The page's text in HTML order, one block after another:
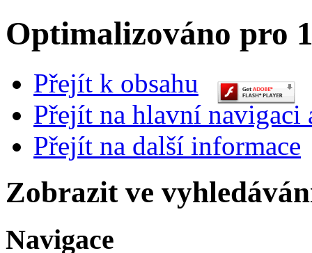
Optimalizováno pro
Přejít k obsahu
Přejít na hlavní navigaci
Přejít na další informace
Zobrazit ve
Navigace